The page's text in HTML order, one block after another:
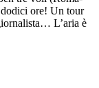
ore! Un tour
L’aria è